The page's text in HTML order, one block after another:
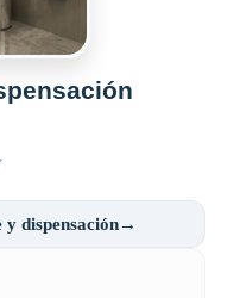
y dispensación→